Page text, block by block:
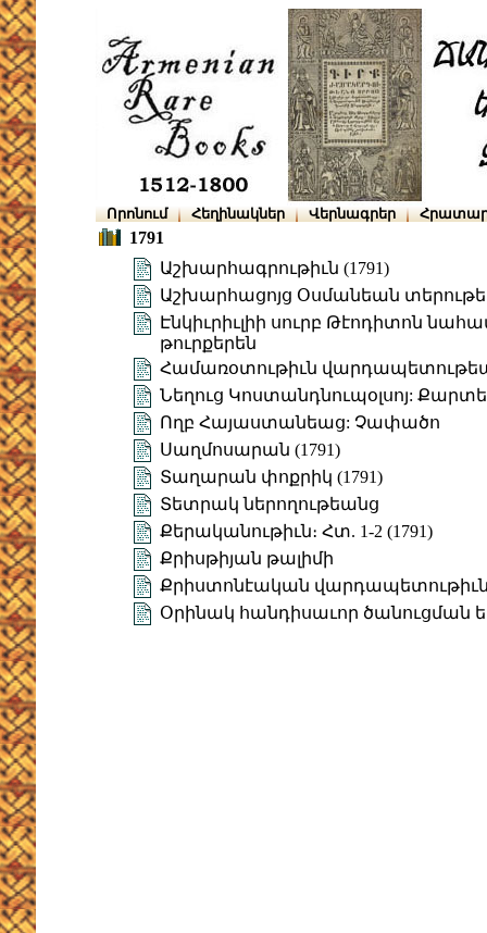
Որոնում Հեղինակներ Վերնագրեր
1791
Աշխարհագրութիւն (1791)
Աշխարհացոյց Օսմանեան
Էնկիւրիւլիի սուրբ Թէոդիտոն
թուրքերեն
Համառօտութիւն
Նեղուց Կոստանդնուպօլսոյ:
Ողբ Հայաստանեաց: Չափածո
Սաղմոսարան (1791)
Տաղարան փոքրիկ (1791)
Տետրակ ներողութեանց
Քերականութիւն։ Հտ. 1-2 (1791)
Քրիսթիյան թալիմի
Քրիստոնէական վարդապետութիւն
Օրինակ հանդիսաւոր ծանուցման եւ